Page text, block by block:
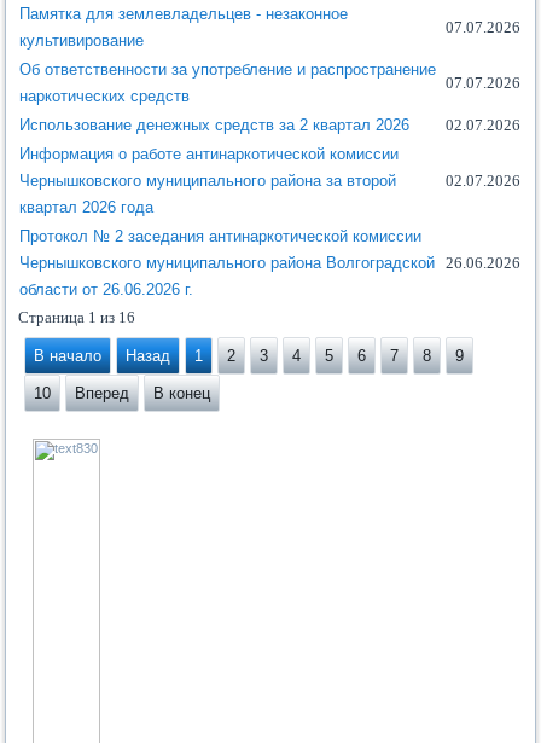
Памятка для землевладельцев - незаконное
культивирование
07.07.2026
Об ответственности за употребление и распространение
наркотических средств
07.07.2026
Использование денежных средств за 2 квартал 2026
02.07.2026
Информация о работе антинаркотической комиссии
Чернышковского муниципального района за второй
квартал 2026 года
02.07.2026
Протокол № 2 заседания антинаркотической комиссии
Чернышковского муниципального района Волгоградской
области от 26.06.2026 г.
26.06.2026
Страница 1 из 16
В начало Назад 1 2 3 4 5 6 7 8 9
10 Вперед В конец